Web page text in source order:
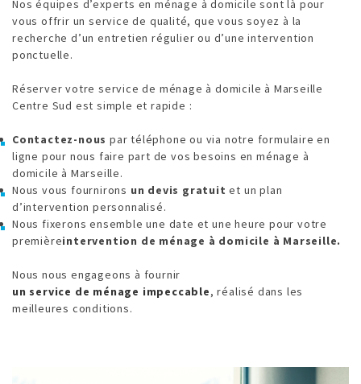
Nos équipes d’experts en ménage à domicile sont là pour
vous offrir un service de qualité, que vous soyez à la
recherche d’un entretien régulier ou d’une intervention
ponctuelle.
Réserver votre service de ménage à domicile à Marseille
Centre Sud est simple et rapide :
Contactez-nous par téléphone ou via notre formulaire en
ligne pour nous faire part de vos besoins en ménage à
domicile à Marseille.
Nous vous fournirons un devis gratuit et un plan
d’intervention personnalisé.
Nous fixerons ensemble une date et une heure pour votre
premièreintervention de ménage à domicile à Marseille.
Nous nous engageons à fournir
un service de ménage impeccable, réalisé dans les
meilleures conditions.